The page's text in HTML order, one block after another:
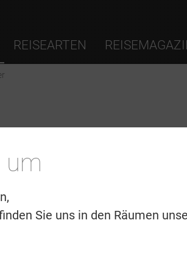
REISEARTEN
um
Sie uns in den Räumen